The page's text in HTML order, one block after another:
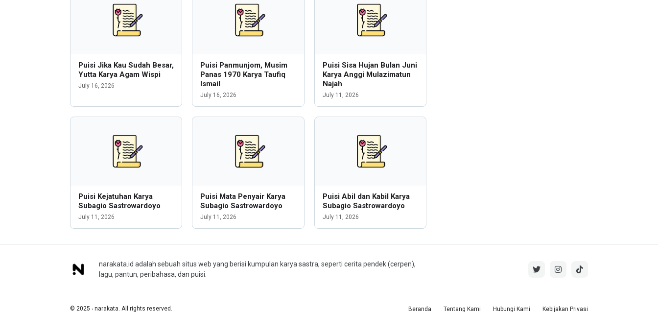
Puisi Jika Kau Sudah Besar,
Yutta Karya Agam Wispi
July 16, 2026
Puisi Panmunjom, Musim
Panas 1970 Karya Taufiq
Ismail
July 16, 2026
Puisi Sisa Hujan Bulan Juni
Karya Anggi Mulazimatun
Najah
July 11, 2026
Puisi Kejatuhan Karya
Subagio Sastrowardoyo
July 11, 2026
Puisi Mata Penyair Karya
Subagio Sastrowardoyo
July 11, 2026
Puisi Abil dan Kabil Karya
Subagio Sastrowardoyo
July 11, 2026
narakata.id adalah sebuah situs web yang berisi kumpulan karya sastra, seperti cerita pendek (cerpen),
lagu, pantun, peribahasa, dan puisi.
© 2025 ‧ narakata. All rights reserved. Beranda Tentang Kami Hubungi Kami Kebijakan Privasi